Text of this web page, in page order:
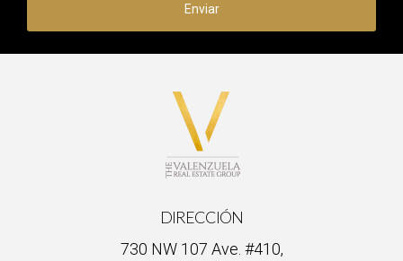
Enviar
DIRECCIÓN
730 NW 107 Ave. #410,